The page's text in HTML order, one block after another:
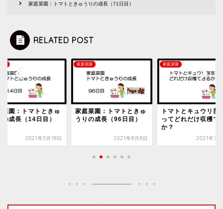
家庭菜園：トマトときゅうりの成長（71日目）
RELATED POST
菜園：トマトときゅ
の成長（14日目）
2021年5月18日
家庭菜園
家庭菜園：トマトときゅ
うりの成長（96日目）
2021年8月8日
家庭菜園
トマトとキュウリ苗
ってどれだけ収穫で
か？
2021年7